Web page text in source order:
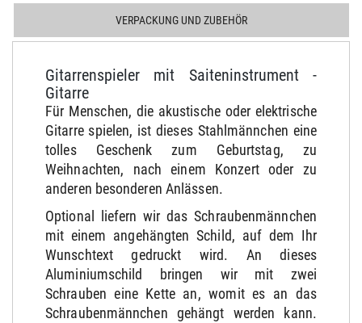
VERPACKUNG UND ZUBEHÖR
Gitarrenspieler mit Saiteninstrument -
Gitarre
Für Menschen, die akustische oder elektrische
Gitarre spielen, ist dieses Stahlmännchen eine
tolles Geschenk zum Geburtstag, zu
Weihnachten, nach einem Konzert oder zu
anderen besonderen Anlässen.
Optional liefern wir das Schraubenmännchen
mit einem angehängten Schild, auf dem Ihr
Wunschtext gedruckt wird. An dieses
Aluminiumschild bringen wir mit zwei
Schrauben eine Kette an, womit es an das
Schraubenmännchen gehängt werden kann.